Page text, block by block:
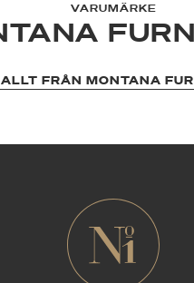
VARUMÄRKE
FRÅN MONTANA